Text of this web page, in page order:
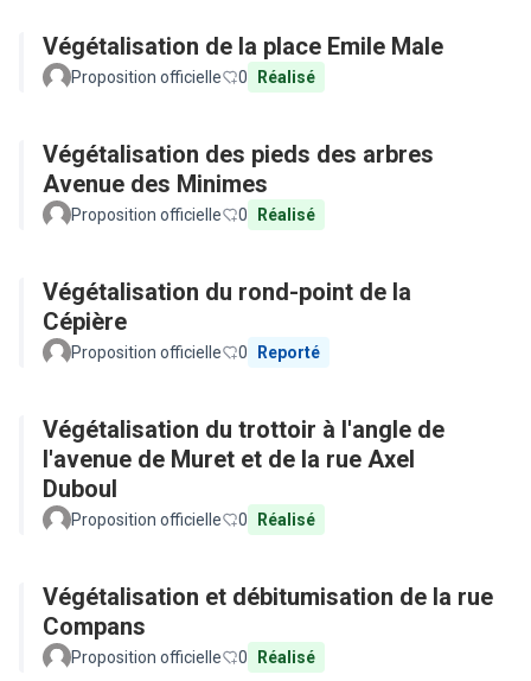
Végétalisation de la place Emile Male
Proposition officielle 0 Réalisé
Végétalisation des pieds des arbres
Avenue des Minimes
Proposition officielle 0 Réalisé
Végétalisation du rond-point de la
Cépière
Proposition officielle 0 Reporté
Végétalisation du trottoir à l'angle de
l'avenue de Muret et de la rue Axel
Duboul
Proposition officielle 0 Réalisé
Végétalisation et débitumisation de la rue
Compans
Proposition officielle 0 Réalisé